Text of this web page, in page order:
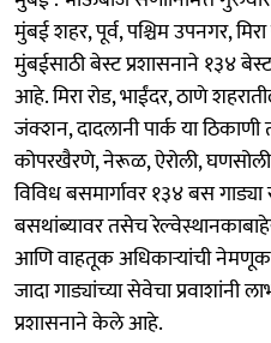
मुंबई शहर, पूर्व, पश्चिम उपनगर,
मुंबईसाठी बेस्ट प्रशासनाने १३४
आहे. मिरा रोड, भाईंदर, ठाणे
जंक्शन, दादलानी पार्क या
कोपरखैरणे, नेरूळ, ऐरोली, घणसोली
विविध बसमार्गावर १३४ बस
बसथांब्यावर तसेच
आणि वाहतूक अधिकाऱ्यांची
जादा गाड्यांच्या सेवेचा प्रवाशांनी
प्रशासनाने केले आहे.